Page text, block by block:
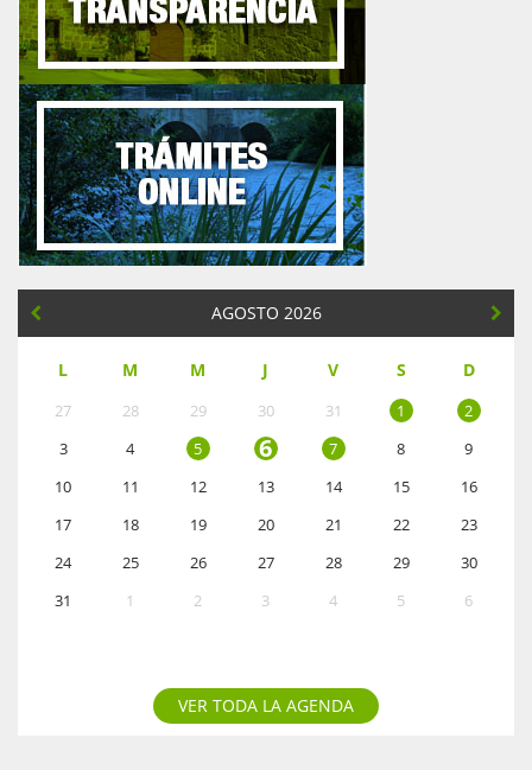
AGOSTO 2026
L M M J V S D
27 28 29 30 31 1
2
3
4 5 6 7 8
9
10
11 12 13 14 15
16
17
18 19 20 21 22
23
24
25 26 27 28 29
30
31
1 2 3 4 5 6
VER TODA LA AGENDA